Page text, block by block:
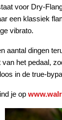
voor Dry-
een klassiek
vibrato.
aantal dingen
van het pedaal,
in de true-
je op